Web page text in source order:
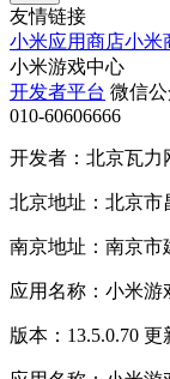
友情链接
小米应用商店小米
小米游戏中心
开发者平台 微信
010-60606666
开发者：北京瓦力
北京地址：北京市
南京地址：南京市
应用名称：小米游
版本：13.5.0.70 更